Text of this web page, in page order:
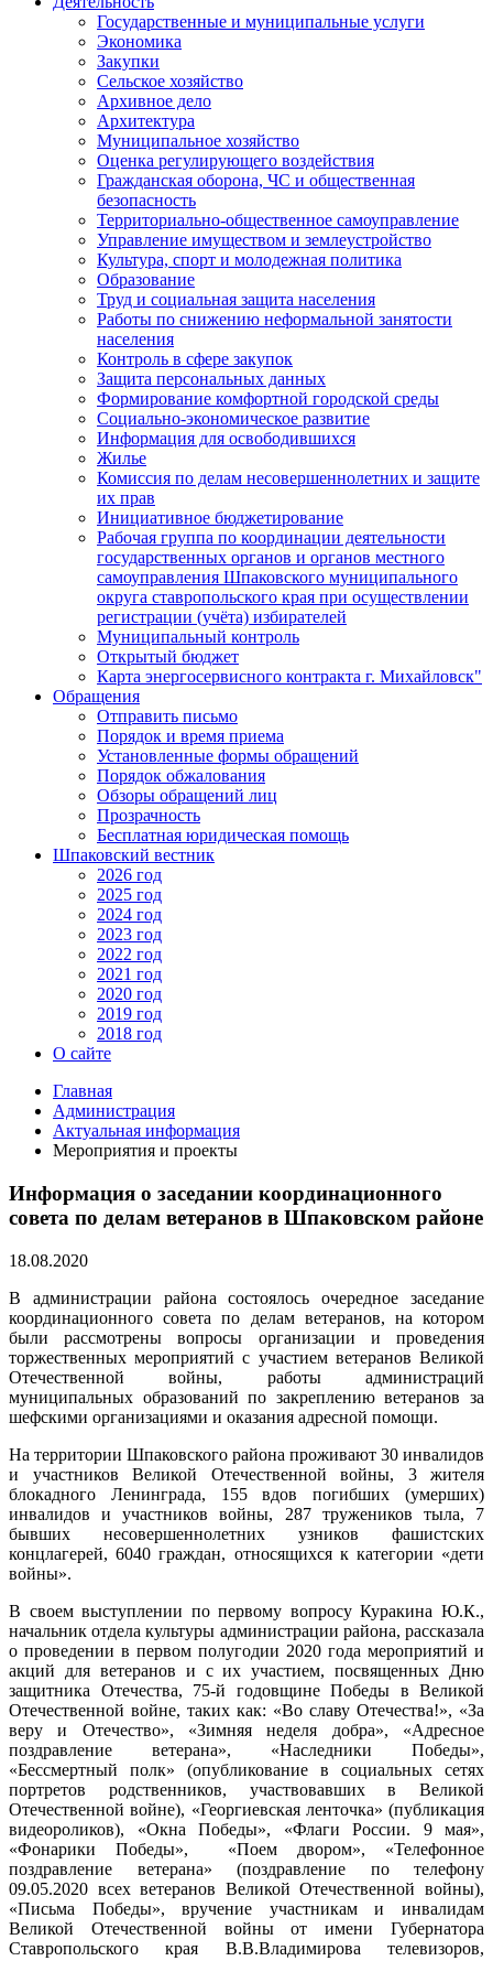
Государственные и муниципальные услуги
Экономика
Закупки
Сельское хозяйство
Архивное дело
Архитектура
Муниципальное хозяйство
Оценка регулирующего воздействия
Гражданская оборона, ЧС и общественная
безопасность
Территориально-общественное самоуправление
Управление имуществом и землеустройство
Культура, спорт и молодежная политика
Образование
Труд и социальная защита населения
Работы по снижению неформальной занятости
населения
Контроль в сфере закупок
Защита персональных данных
Формирование комфортной городской среды
Социально-экономическое развитие
Информация для освободившихся
Жилье
Комиссия по делам несовершеннолетних и защите
их прав
Инициативное бюджетирование
Рабочая группа по координации деятельности
государственных органов и органов местного
самоуправления Шпаковского муниципального
округа ставропольского края при осуществлении
регистрации (учёта) избирателей
Муниципальный контроль
Открытый бюджет
Карта энергосервисного контракта г. Михайловск"
Обращения
Отправить письмо
Порядок и время приема
Установленные формы обращений
Порядок обжалования
Обзоры обращений лиц
Прозрачность
Бесплатная юридическая помощь
Шпаковский вестник
2026 год
2025 год
2024 год
2023 год
2022 год
2021 год
2020 год
2019 год
2018 год
О сайте
Главная
Администрация
Актуальная информация
Мероприятия и проекты
Информация о заседании координационного
совета по делам ветеранов в Шпаковском районе
18.08.2020
В администрации района состоялось очередное заседание
координационного совета по делам ветеранов, на котором
были рассмотрены вопросы организации и проведения
торжественных мероприятий с участием ветеранов Великой
Отечественной войны, работы администраций
муниципальных образований по закреплению ветеранов за
шефскими организациями и оказания адресной помощи.
На территории Шпаковского района проживают 30 инвалидов
и участников Великой Отечественной войны, 3 жителя
блокадного Ленинграда, 155 вдов погибших (умерших)
инвалидов и участников войны, 287 тружеников тыла, 7
бывших несовершеннолетних узников фашистских
концлагерей, 6040 граждан, относящихся к категории «дети
войны».
В своем выступлении по первому вопросу Куракина Ю.К.,
начальник отдела культуры администрации района, рассказала
о проведении в первом полугодии 2020 года мероприятий и
акций для ветеранов и с их участием, посвященных Дню
защитника Отечества, 75-й годовщине Победы в Великой
Отечественной войне, таких как: «Во славу Отечества!», «За
веру и Отечество», «Зимняя неделя добра», «Адресное
поздравление ветерана», «Наследники Победы»,
«Бессмертный полк» (опубликование в социальных сетях
портретов родственников, участвовавших в Великой
Отечественной войне), «Георгиевская ленточка» (публикация
видеороликов), «Окна Победы», «Флаги России. 9 мая»,
«Фонарики Победы», «Поем двором», «Телефонное
поздравление ветерана» (поздравление по телефону
09.05.2020 всех ветеранов Великой Отечественной войны),
«Письма Победы», вручение участникам и инвалидам
Великой Отечественной войны от имени Губернатора
Ставропольского края В.В.Владимирова телевизоров,